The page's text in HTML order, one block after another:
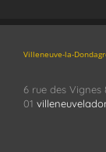
Villeneuve-la-
6 rue des Vignes
01